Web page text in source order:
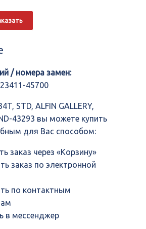
/ номера замен:
45700
STD, ALFIN GALLERY,
43293 вы можете купить
для Вас способом:
заказ через «Корзину»
заказ по электронной
по контактным
в мессенджер